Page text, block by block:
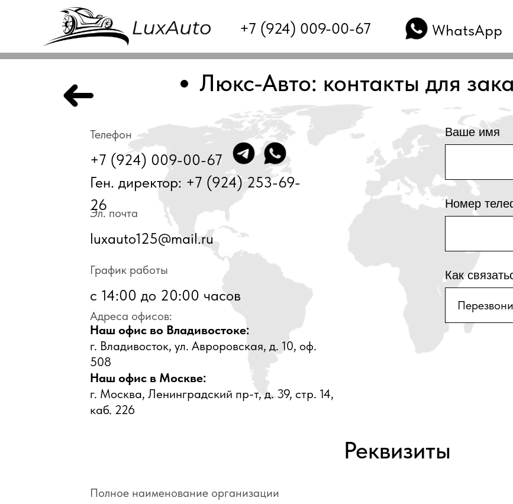
+7 (924) 009-00-67 WhatsApp
Ваше имя
Номер
Как
Люкс-Авто: контакты для
Телефон
+7 (924) 009-00-67
Ген. директор: +7 (924) 253-69-
26
Эл. почта
luxauto125@mail.ru
График работы
с 14:00 до 20:00 часов
Адреса офисов:
Наш офис во Владивостоке:
г. Владивосток, ул. Авроровская, д. 10, оф.
508
Наш офис в Москве:
г. Москва, Ленинградский пр-т, д. 39, стр. 14,
каб. 226
Реквизиты
Полное наименование организации